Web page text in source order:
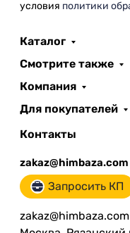
условия политики
Каталог
Смотрите также
Компания
Для покупателей
Контакты
zakaz@himbaza.com
Запросить КП
zakaz@himbaza.com